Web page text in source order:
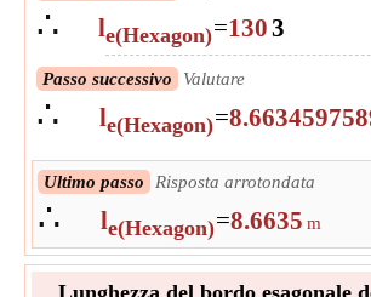
∴ le(Hexagon)=1303
Passo successivo Valutare
∴ le(Hexagon)=
Ultimo passo Risposta arrotondata
∴ le(Hexagon)=8.6635 m